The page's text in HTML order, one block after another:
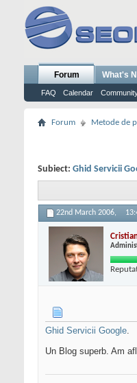
Forum
FAQ Calendar
What's
Forum Metode de
Subiect: Ghid Servicii
22nd March 2006,
Ghid Servicii Google.
Un Blog superb. Am